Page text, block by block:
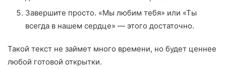
Завершите просто. «Мы любим тебя» или «Ты
всегда в нашем сердце» — этого достаточно.
Такой текст не займет много времени, но будет ценнее
любой готовой открытки.